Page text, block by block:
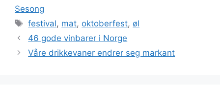
Sesong
Stikkord
festival, mat, oktoberfest, øl
46 gode vinbarer i Norge
Våre drikkevaner endrer seg markant